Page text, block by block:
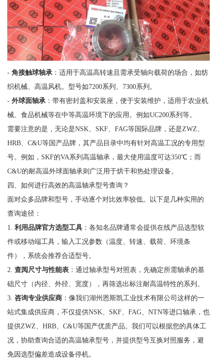
- 角接触球轴承：适用于高温高转速且需承受轴向载荷的场合，如纺
织机械、高温风机。型号如7200系列、7300系列。
- 外球面轴承：带有密封盖和安装座，便于安装维护，适用于农业机
械、食品机械等在中等高温环境下的应用。例如UC200系列等。
需要注意的是，无论是NSK、SKF、FAG等国际品牌，还是ZWZ、
HRB、C&U等国产品牌，其产品目录中均有针对高温工况的专用型
号。例如，SKF的VA系列高温轴承，最大使用温度可达350℃；而
C&U的耐高温外球面轴承则广泛用于烘干和热处理设备。
四、如何进行高效的高温轴承型号查询？
面对众多品牌和型号，手动逐个对比效率较低。以下是几种实用的
查询途径：
1. 利用品牌官方选型工具：各知名品牌通常会提供在线产品选型软
件或移动端工具，输入工况参数（温度、转速、载荷、环境条
件），系统会推荐合适型号。
2. 查阅尺寸与性能表：通过轴承型号对照表，先确定所需轴承的基
础尺寸（内径、外径、宽度），再筛选出标注耐高温特性的系列。
3. 咨询专业供应商：像我们湖州恩斯凯工业技术有限公司这样的一
站式集成供应商，不仅提供NSK、SKF、FAG、NTN等进口轴承，也
提供ZWZ、HRB、C&U等国产优质产品。我们可以根据您的具体工
况，协助查询合适的高温轴承型号，并提供型号互换对照服务，避
免因选型偏差造成设备停机。